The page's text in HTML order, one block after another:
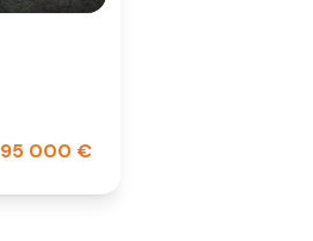
95 000 €